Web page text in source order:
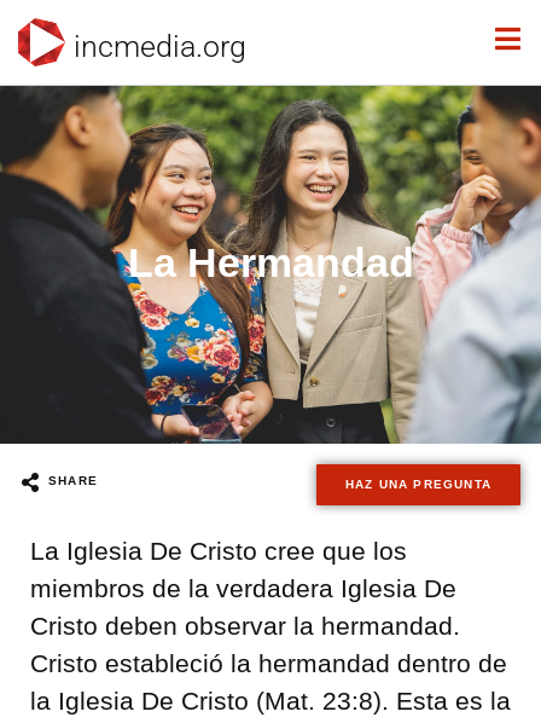
incmedia.org
La Hermandad
SHARE HAZ UNA PREGUNTA
La Iglesia De Cristo cree que los
miembros de la verdadera Iglesia De
Cristo deben observar la hermandad.
Cristo estableció la hermandad dentro de
la Iglesia De Cristo (Mat. 23:8). Esta es la